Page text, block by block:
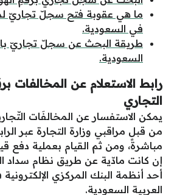
ما هي عقوبة فتح سجلّ تجاريّ
في السعودية.
طريقة البحث عن سجلّ تجاريّ
السعودية.
رابط الاستعلام عن المخالفات
التجاري
يمكن الاستفسار عن المخالفَات
من قبل مراقبي وزارة التجارة عبر
مباشرةً، ومن ثم القيام بعملية دفع
إن كانت مادّية عن طريق نظام سداد
أحد أنظمة البنك المركزي
العربية السعودية.